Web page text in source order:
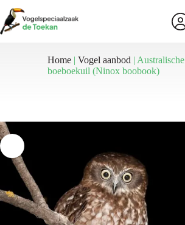
naar
de
inhoud
Home |Vogel aanbod | Australische
boeboekuil (Ninox boobook)